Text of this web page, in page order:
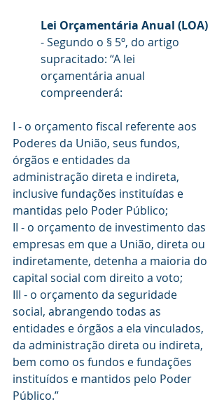
Lei Orçamentária Anual (LOA)
- Segundo o § 5º, do artigo
supracitado: “A lei
orçamentária anual
compreenderá:
I - o orçamento fiscal referente aos
Poderes da União, seus fundos,
órgãos e entidades da
administração direta e indireta,
inclusive fundações instituídas e
mantidas pelo Poder Público;
II - o orçamento de investimento das
empresas em que a União, direta ou
indiretamente, detenha a maioria do
capital social com direito a voto;
III - o orçamento da seguridade
social, abrangendo todas as
entidades e órgãos a ela vinculados,
da administração direta ou indireta,
bem como os fundos e fundações
instituídos e mantidos pelo Poder
Público.”